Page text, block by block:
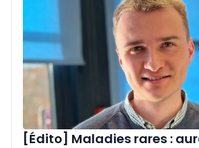
[Édito] Maladies rares :